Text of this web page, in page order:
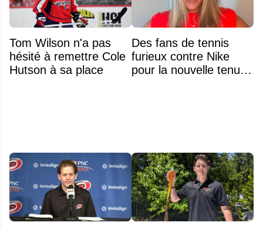
Tom Wilson n'a pas
hésité à remettre Cole
Hutson à sa place
Des fans de tennis
furieux contre Nike
pour la nouvelle tenue